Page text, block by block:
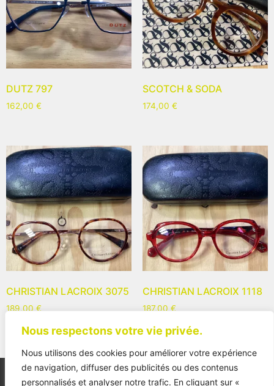
Nous respectons votre vie privée.
Nous utilisons des cookies pour améliorer votre expérience
de navigation, diffuser des publicités ou des contenus
personnalisés et analyser notre trafic. En cliquant sur «
DUTZ 797
162,00 €
SCOTCH & SODA
174,00 €
CHRISTIAN LACROIX 3075
189,00 €
CHRISTIAN LACROIX 1118
187,00 €